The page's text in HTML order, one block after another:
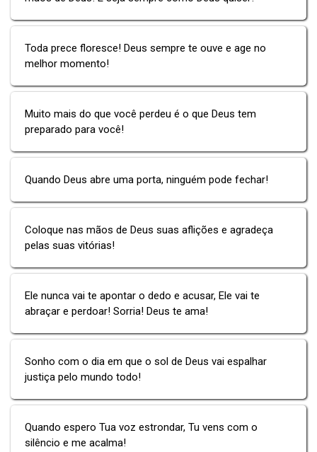
Toda prece floresce! Deus sempre te ouve e age no
melhor momento!
Muito mais do que você perdeu é o que Deus tem
preparado para você!
Quando Deus abre uma porta, ninguém pode fechar!
Coloque nas mãos de Deus suas aflições e agradeça
pelas suas vitórias!
Ele nunca vai te apontar o dedo e acusar, Ele vai te
abraçar e perdoar! Sorria! Deus te ama!
Sonho com o dia em que o sol de Deus vai espalhar
justiça pelo mundo todo!
Quando espero Tua voz estrondar, Tu vens com o
silêncio e me acalma!